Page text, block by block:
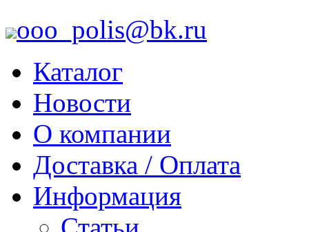
ooo_polis@bk.ru
Каталог
Новости
О компании
Доставка / Оплата
Информация